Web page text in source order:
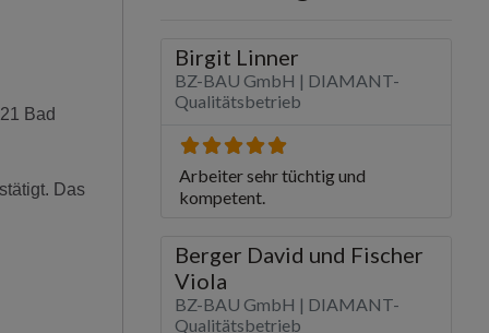
Bad
Das